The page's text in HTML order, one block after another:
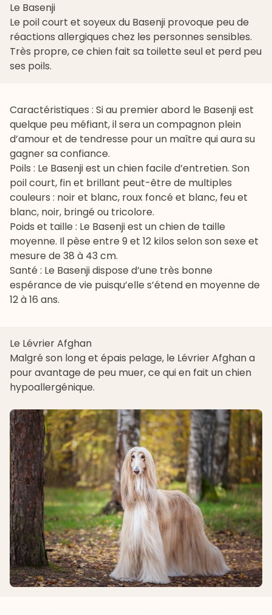
Le Basenji
Le poil court et soyeux du Basenji provoque peu de
réactions allergiques chez les personnes sensibles.
Très propre, ce chien fait sa toilette seul et perd peu
ses poils.
Caractéristiques : Si au premier abord le Basenji est
quelque peu méfiant, il sera un compagnon plein
d’amour et de tendresse pour un maître qui aura su
gagner sa confiance.
Poils : Le Basenji est un chien facile d’entretien. Son
poil court, fin et brillant peut-être de multiples
couleurs : noir et blanc, roux foncé et blanc, feu et
blanc, noir, bringé ou tricolore.
Poids et taille : Le Basenji est un chien de taille
moyenne. Il pèse entre 9 et 12 kilos selon son sexe et
mesure de 38 à 43 cm.
Santé : Le Basenji dispose d’une très bonne
espérance de vie puisqu’elle s’étend en moyenne de
12 à 16 ans.
Le Lévrier Afghan
Malgré son long et épais pelage, le Lévrier Afghana
pour avantage de peu muer, ce qui en fait un chien
hypoallergénique.